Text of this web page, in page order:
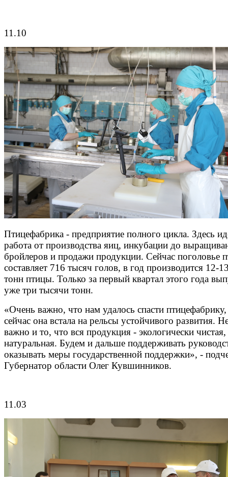
11.10
Птицефабрика - предприятие полного цикла. Здесь
работа от производства яиц, инкубации до
бройлеров и продажи продукции. Сейчас поголовье
составляет 716 тысяч голов, в год производится 12-
тонн птицы. Только за первый квартал этого года
уже три тысячи тонн.
«Очень важно, что нам удалось спасти
сейчас она встала на рельсы устойчивого развития.
важно и то, что вся продукция - экологически чистая,
натуральная. Будем и дальше поддерживать
оказывать меры государственной поддержки», -
Губернатор области Олег Кувшинников.
11.03